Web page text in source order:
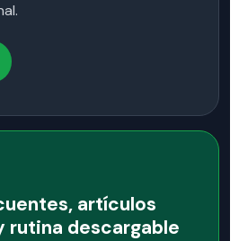
artículos
rutina descargable